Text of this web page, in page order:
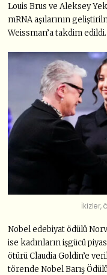
Louis Brus ve Aleksey
mRNA aşılarının
Weissman’a takdim edildi.
İkizler,
Nobel edebiyat ödülü
ise kadınların işgücü
ötürü Claudia Goldin’e
törende Nobel Barış